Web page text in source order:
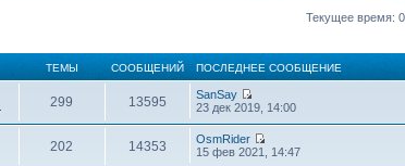
Текущее время:
ТЕМЫ СООБЩЕНИЙ ПОСЛЕДНЕЕ СООБЩЕНИЕ
299 13595
SanSay
23 дек 2019, 14:00
202 14353
OsmRider
15 фев 2021, 14:47